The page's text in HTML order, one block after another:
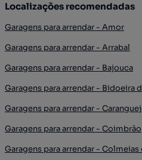
Localizações recomendadas
Garagens para arrendar - Amor
Garagens para arrendar - Arrabal
Garagens para arrendar - Bajouca
Garagens para arrendar - Bidoeira
Garagens para arrendar -
Garagens para arrendar - Coimbrão
Garagens para arrendar - Colmeias